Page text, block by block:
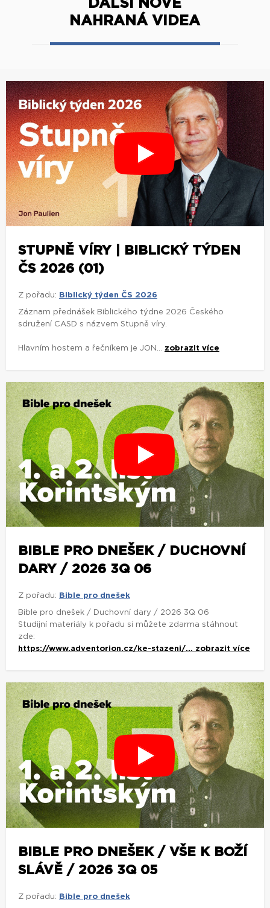
DALŠÍ NOVĚ
NAHRANÁ VIDEA
STUPNĚ VÍRY | BIBLICKÝ TÝDEN
ČS 2026 (01)
Z pořadu: Biblický týden ČS 2026
Záznam přednášek Biblického týdne 2026 Českého
sdružení CASD s názvem Stupně víry.
Hlavním hostem a řečníkem je JON... zobrazit více
BIBLE PRO DNEŠEK / DUCHOVNÍ
DARY / 2026 3Q 06
Z pořadu: Bible pro dnešek
Bible pro dnešek / Duchovní dary / 2026 3Q 06
Studijní materiály k pořadu si můžete zdarma stáhnout
zde:
https://www.adventorion.cz/ke-stazeni/... zobrazit více
BIBLE PRO DNEŠEK / VŠE K BOŽÍ
SLÁVĚ / 2026 3Q 05
Z pořadu: Bible pro dnešek